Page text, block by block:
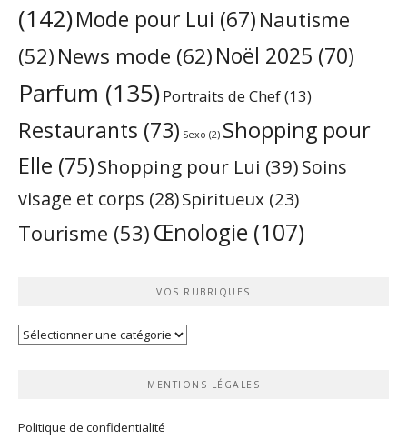
(142)Mode pour Lui (67) Nautisme
(52) News mode (62)Noël 2025 (70)
Parfum (135)Portraits de Chef(13)
Restaurants (73) Sexo (2) Shopping pour
Elle (75)Shopping pour Lui (39)Soins
visage et corps (28)Spiritueux (23)
Tourisme (53) Œnologie (107)
VOS RUBRIQUES
Vos
MENTIONS LÉGALES
Politique de confidentialité